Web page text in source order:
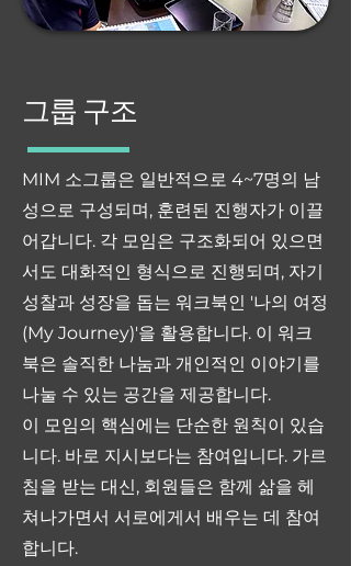
그룹 구조
MIM 소그룹은 일반적으로 4~7명의 남
성으로 구성되며, 훈련된 진행자가 이끌
어갑니다. 각 모임은 구조화되어 있으면
서도 대화적인 형식으로 진행되며, 자기
성찰과 성장을 돕는 워크북인 '나의 여정
(My Journey)'을 활용합니다. 이 워크
북은 솔직한 나눔과 개인적인 이야기를
나눌 수 있는 공간을 제공합니다.
이 모임의 핵심에는 단순한 원칙이 있습
니다. 바로 지시보다는 참여입니다. 가르
침을 받는 대신, 회원들은 함께 삶을 헤
쳐나가면서 서로에게서 배우는 데 참여
합니다.